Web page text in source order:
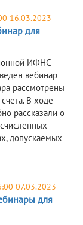
16.03.2023
для
ИФНС
вебинар
рассмотрены
В ходе
рассказали о
допускаемых
07.03.2023
для